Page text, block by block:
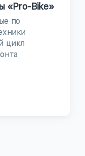
«Pro-Bike»
по
цикл